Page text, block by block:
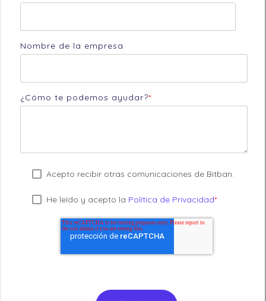
Nombre de la empresa
¿Cómo te podemos ayudar?*
Acepto recibir otras comunicaciones de Bitban.
He leído y acepto la Política de Privacidad*